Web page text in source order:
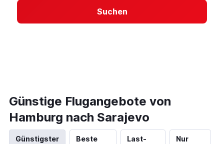
Suchen
Günstige Flugangebote von
Hamburg nach Sarajevo
Günstigster
Beste
Last-
Nur